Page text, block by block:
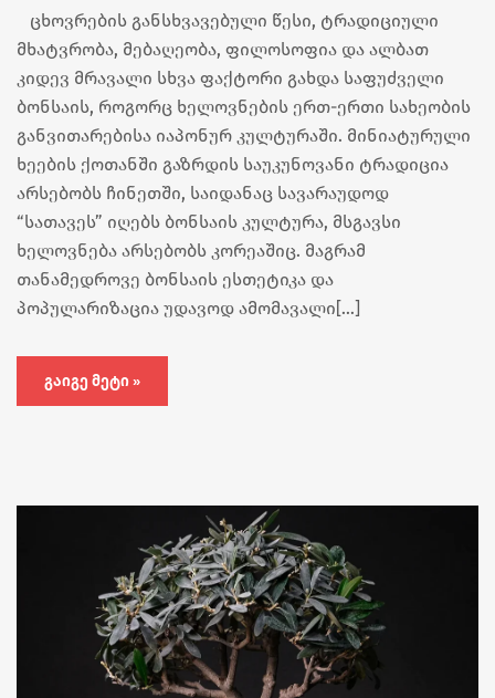
ცხოვრების განსხვავებული წესი, ტრადიციული
მხატვრობა, მებაღეობა, ფილოსოფია და ალბათ
კიდევ მრავალი სხვა ფაქტორი გახდა საფუძველი
ბონსაის, როგორც ხელოვნების ერთ-ერთი სახეობის
განვითარებისა იაპონურ კულტურაში. მინიატურული
ხეების ქოთანში გაზრდის საუკუნოვანი ტრადიცია
არსებობს ჩინეთში, საიდანაც სავარაუდოდ
“სათავეს” იღებს ბონსაის კულტურა, მსგავსი
ხელოვნება არსებობს კორეაშიც. მაგრამ
თანამედროვე ბონსაის ესთეტიკა და
პოპულარიზაცია უდავოდ ამომავალი[…]
ᲒᲐᲘᲒᲔ ᲛᲔᲢᲘ »